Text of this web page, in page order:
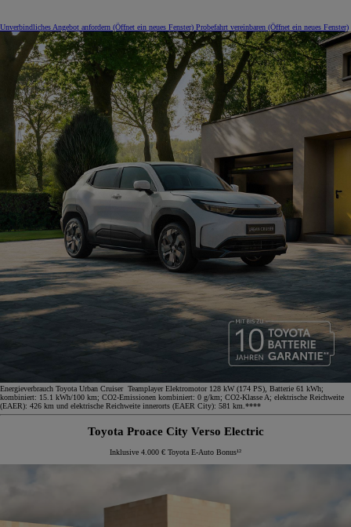
Unverbindliches Angebot anfordern (Öffnet ein neues Fenster) Probefahrt vereinbaren (Öffnet ein neues Fenster)
Energieverbrauch Toyota Urban Cruiser Teamplayer Elektromotor 128 kW (174 PS), Batterie 61 kWh;
kombiniert: 15.1 kWh/100 km; CO2-Emissionen kombiniert: 0 g/km; CO2-Klasse A; elektrische Reichweite
(EAER): 426 km und elektrische Reichweite innerorts (EAER City): 581 km.****
Toyota Proace City Verso Electric
Inklusive 4.000 € Toyota E-Auto Bonus¹²